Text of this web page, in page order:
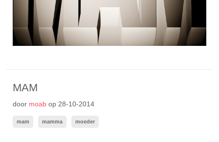
MAM
door moab op 28-10-2014
mam mamma moeder